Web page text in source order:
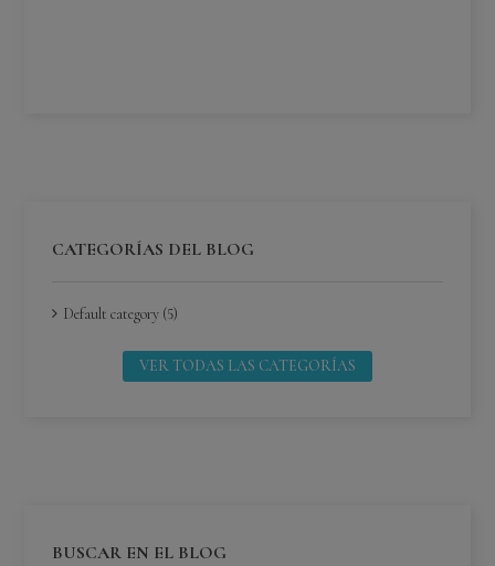
CATEGORÍAS DEL BLOG
Default category (5)
VER TODAS LAS CATEGORÍAS
BUSCAR EN EL BLOG